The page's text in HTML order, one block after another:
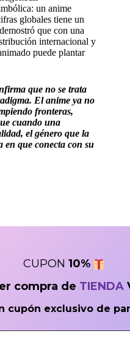
un anime
globales tiene un
que con una
internacional y
puede plantar
que no se trata
El anime ya no
fronteras,
cuando una
el género que la
en que conecta con su
CUPON 10%
compra de TIENDA
cupón exclusivo de